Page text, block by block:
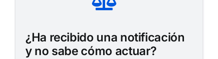
¿Ha recibido una notificación
y no sabe cómo actuar?